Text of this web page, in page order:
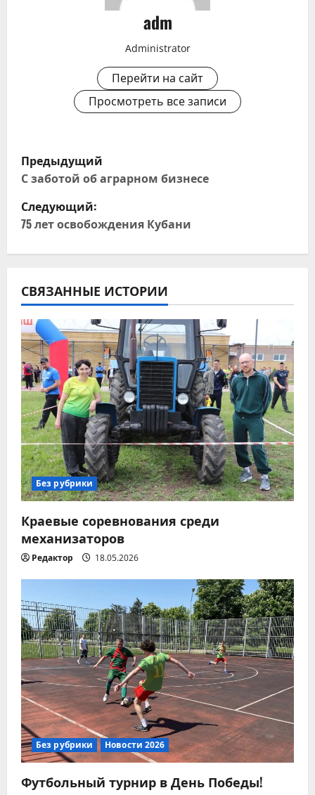
adm
Administrator
Перейти на сайт
Просмотреть все записи
Н
а
в
а
ц
и
я
п
о
з
а
п
и
с
я
м
Предыдущий
С заботой об аграрном бизнесе
Следующий:
75 лет освобождения Кубани
СВЯЗАННЫЕ ИСТОРИИ
Без рубрики
Краевые соревнования среди
механизаторов
Редактор 18.05.2026
Без рубрики Новости 2026
Футбольный турнир в День Победы!